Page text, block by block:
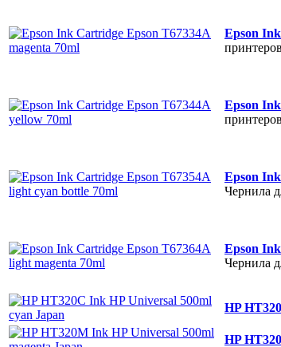
Epson
Epson
Epson
Чернила
Epson
Чернила
HP
HP